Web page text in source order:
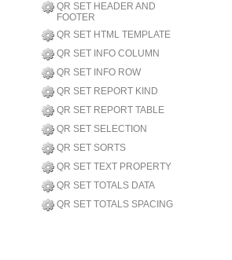
QR SET HEADER AND
FOOTER
QR SET HTML TEMPLATE
QR SET INFO COLUMN
QR SET INFO ROW
QR SET REPORT KIND
QR SET REPORT TABLE
QR SET SELECTION
QR SET SORTS
QR SET TEXT PROPERTY
QR SET TOTALS DATA
QR SET TOTALS SPACING